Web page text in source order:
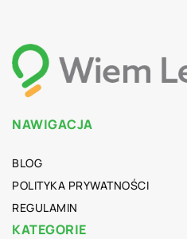
NAWIGACJA
BLOG
POLITYKA PRYWATNOŚCI
REGULAMIN
KATEGORIE